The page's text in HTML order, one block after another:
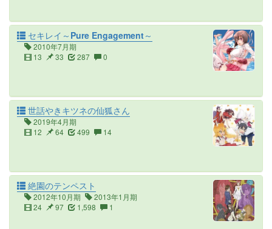
セキレイ～Pure Engagement～
2010年7月期
13
33 287 0
世話やきキツネの仙狐さん
2019年4月期
12
64 499 14
絶園のテンペスト
2012年10月期
2013年1月期
24
97 1,598 1